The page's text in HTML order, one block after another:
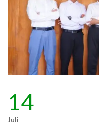
14
Juli